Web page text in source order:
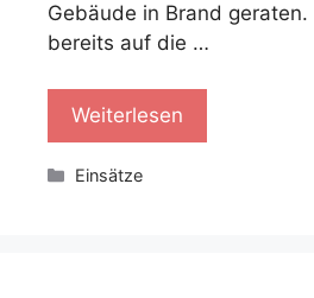
Gebäude in Brand
bereits auf die …
Weiterlesen
Kategorien
Einsätze